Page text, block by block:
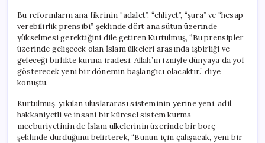
Bu reformların ana fikrinin “adalet”, “ehliyet”, “şura” ve “hesap
verebilirlik prensibi” şeklinde dört ana sütun üzerinde
yükselmesi gerektiğini dile getiren Kurtulmuş, “Bu prensipler
üzerinde gelişecek olan İslam ülkeleri arasında işbirliği ve
geleceği birlikte kurma iradesi, Allah’ın izniyle dünyaya da yol
gösterecek yeni bir dönemin başlangıcı olacaktır.” diye
konuştu.
Kurtulmuş, yıkılan uluslararası sisteminin yerine yeni, adil,
hakkaniyetli ve insani bir küresel sistem kurma
mecburiyetinin de İslam ülkelerinin üzerinde bir borç
şeklinde durduğunu belirterek, “Bunun için çalışacak, yeni bir